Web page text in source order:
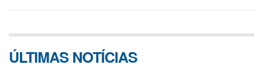
ÚLTIMAS NOTÍCIAS